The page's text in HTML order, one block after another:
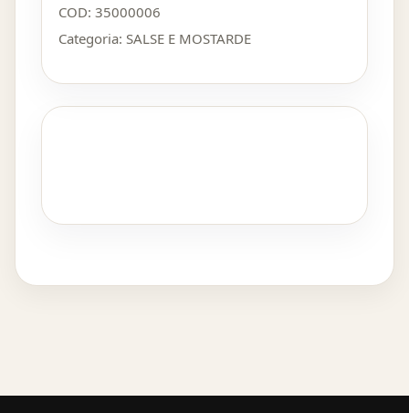
COD: 35000006
Categoria: SALSE E MOSTARDE